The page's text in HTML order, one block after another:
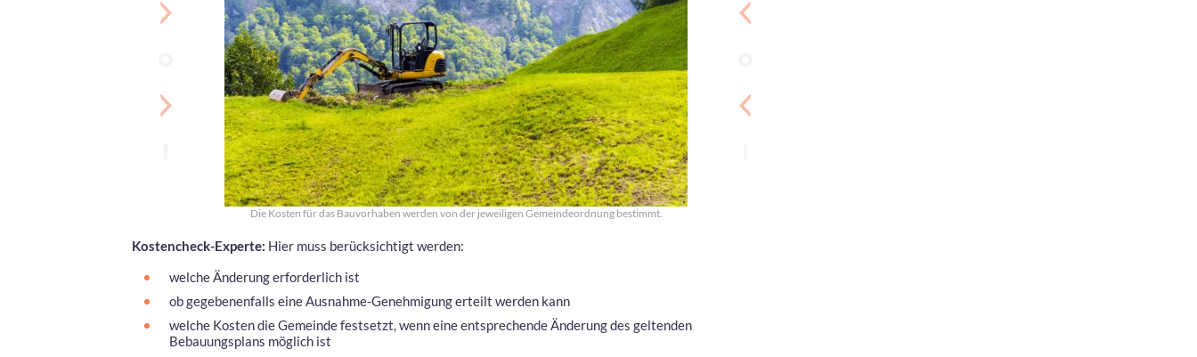
Die Kosten für das Bauvorhaben werden von der jeweiligen Gemeindeordnung bestimmt.
Kostencheck-Experte: Hier muss berücksichtigt werden:
welche Änderung erforderlich ist
ob gegebenenfalls eine Ausnahme-Genehmigung erteilt werden kann
welche Kosten die Gemeinde festsetzt, wenn eine entsprechende Änderung des geltenden
Bebauungsplans möglich ist